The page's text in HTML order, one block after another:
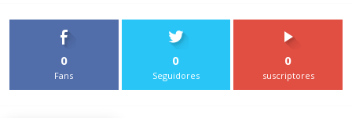
0
Fans
0
Seguidores
0
suscriptores